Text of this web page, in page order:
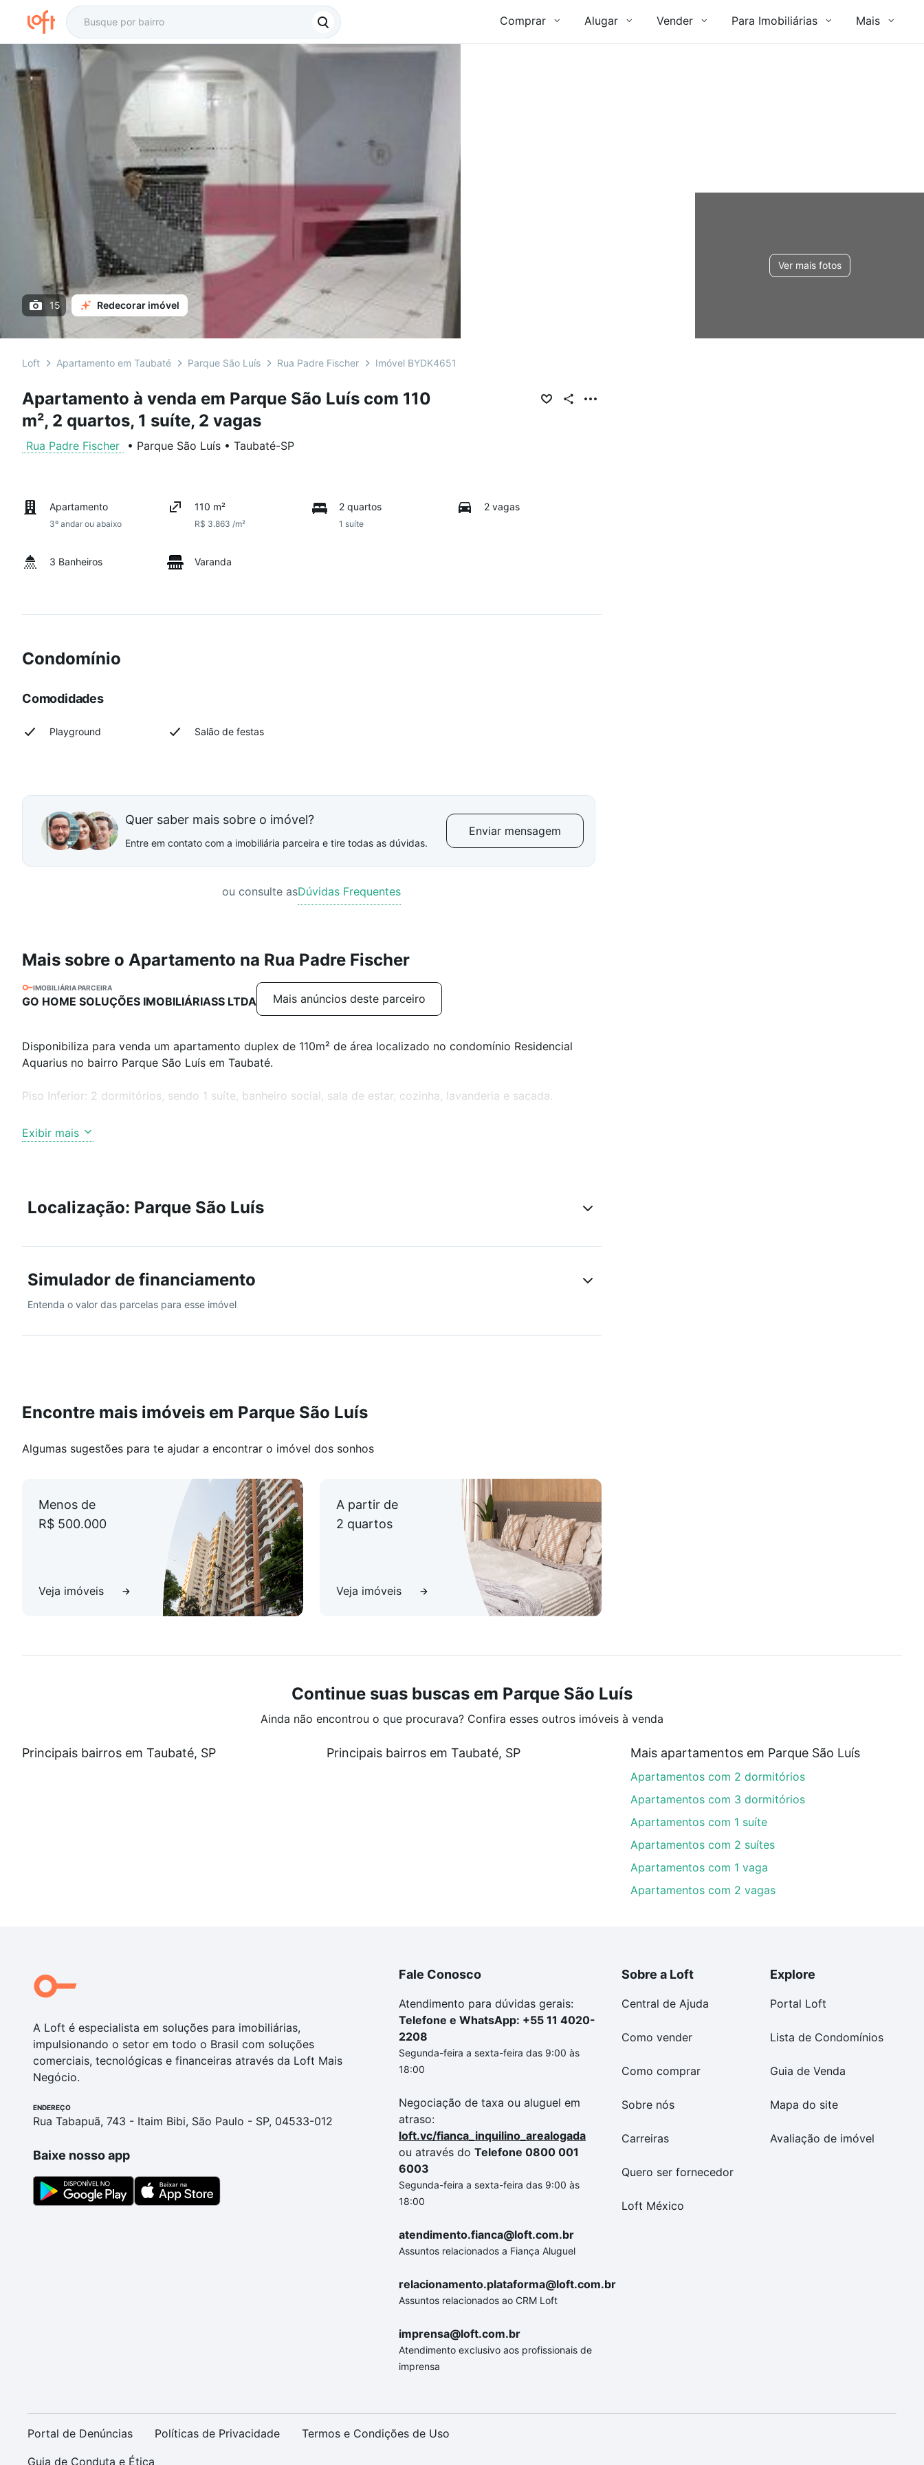
Comprar Alugar Vender Para Imobiliárias Mais
Ver mais fotos
15 Redecorar imóvel
Loft Apartamento em Taubaté Parque São Luís Rua Padre Fischer Imóvel BYDK4651
Apartamento à venda em Parque São Luís com 110
m², 2 quartos, 1 suíte, 2 vagas
Rua Padre Fischer • Parque São Luís • Taubaté-SP
Apartamento
3º andar ou abaixo
110 m²
R$ 3.863 /m²
2 quartos
1 suíte
2 vagas
3 Banheiros Varanda
Condomínio
Comodidades
Playground Salão de festas
Quer saber mais sobre o imóvel?
Entre em contato com a imobiliária parceira e tire todas as dúvidas.
Enviar mensagem
ou consulte asDúvidas Frequentes
Mais sobre o Apartamento na Rua Padre Fischer
IMOBILIÁRIA PARCEIRA
GO HOME SOLUÇÕES IMOBILIÁRIASS LTDA Mais anúncios deste parceiro
Disponibiliza para venda um apartamento duplex de 110m² de área localizado no condomínio Residencial
Aquarius no bairro Parque São Luís em Taubaté.
Piso Inferior: 2 dormitórios, sendo 1 suíte, banheiro social, sala de estar, cozinha, lavanderia e sacada.
Piso Superior: sala de jantar, cozinha gourmet com churrasqueira, banheiro social e terraço.
de esportes, salão de festa, segurança e portão eletrônico.
Gostou?
Trabalhamos com financiamento!
Exibir mais
Localização: Parque São Luís
Simulador de financiamento
Entenda o valor das parcelas para esse imóvel
Encontre mais imóveis em Parque São Luís
Algumas sugestões para te ajudar a encontrar o imóvel dos sonhos
Menos de
R$ 500.000
Veja imóveis
A partir de
2 quartos
Veja imóveis
Continue suas buscas em Parque São Luís
Ainda não encontrou o que procurava? Confira esses outros imóveis à venda
Principais bairros em Taubaté, SP Principais bairros em Taubaté, SP Mais apartamentos em Parque São Luís
Apartamentos com 2 dormitórios
Apartamentos com 3 dormitórios
Apartamentos com 1 suíte
Apartamentos com 2 suítes
Apartamentos com 1 vaga
Apartamentos com 2 vagas
A Loft é especialista em soluções para imobiliárias,
impulsionando o setor em todo o Brasil com soluções
comerciais, tecnológicas e financeiras através da Loft Mais
Negócio.
ENDEREÇO
Rua Tabapuã, 743 - Itaim Bibi, São Paulo - SP, 04533-012
Baixe nosso app
Fale Conosco
Atendimento para dúvidas gerais:
Telefone e WhatsApp: +55 11 4020-
2208
Segunda-feira a sexta-feira das 9:00 às
18:00
Negociação de taxa ou aluguel em
atraso:
loft.vc/fianca_inquilino_arealogada
ou através do Telefone 0800 001
6003
Segunda-feira a sexta-feira das 9:00 às
18:00
atendimento.fianca@loft.com.br
Assuntos relacionados a Fiança Aluguel
relacionamento.plataforma@loft.com.br
Assuntos relacionados ao CRM Loft
imprensa@loft.com.br
Atendimento exclusivo aos profissionais de
imprensa
Sobre a Loft
Central de Ajuda
Como vender
Como comprar
Sobre nós
Carreiras
Quero ser fornecedor
Loft México
Explore
Portal Loft
Lista de Condomínios
Guia de Venda
Mapa do site
Avaliação de imóvel
Portal de Denúncias Políticas de Privacidade Termos e Condições de Uso
Guia de Conduta e Ética